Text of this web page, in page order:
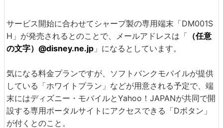
サービス開始に合わせてシャープ製の専用端末「DM001S
H」が発売されるとのことで、メールアドレスは「 （任意
の文字）@disney.ne.jp 」になるとしています。
気になる料金プランですが、ソフトバンクモバイルが提供
している「ホワイトプラン」などが用意される予定で、端
末にはディズニー・モバイルとYahoo！JAPANが共同で開
設する専用ポータルサイトにアクセスできる「Dボタン」
が付くとのこと。